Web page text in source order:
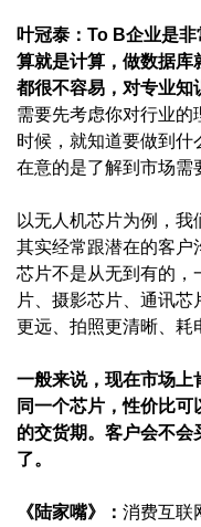
叶冠泰： To B企业是非
算就是计算，做数据库
都很不容易，对专业知
需要先考虑你对行业的
时候，就知道要做到什
在意的是了解到市场需
以无人机芯片为例，
其实经常跟潜在的客户
芯片不是从无到有的，
片、摄影芯片、通讯
更远、拍照更清晰、耗
一般来说，现在市场上
同一个芯片，性价比
的交货期。客户会不
了。
《陆家嘴》： 消费互联